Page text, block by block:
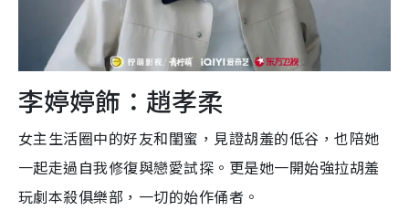
李婷婷飾：趙孝柔
女主生活圈中的好友和閨蜜，見證胡羞的低谷，也陪她
一起走過自我修復與戀愛試探。更是她一開始強拉胡羞
玩劇本殺俱樂部，一切的始作俑者。